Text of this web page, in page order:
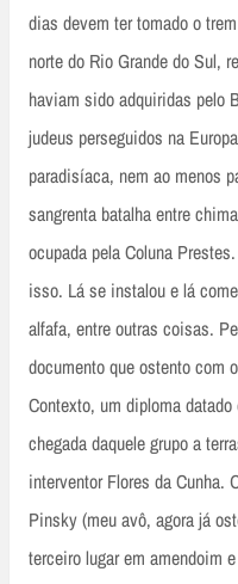
dias devem ter tomado o
norte do Rio Grande do Sul,
haviam sido adquiridas pelo
judeus perseguidos na
paradisíaca, nem ao menos
sangrenta batalha entre
ocupada pela Coluna
isso. Lá se instalou e lá
alfafa, entre outras coisas.
documento que ostento com
Contexto, um diploma
chegada daquele grupo a
interventor Flores da Cunha.
Pinsky (meu avô, agora já
terceiro lugar em amendoim